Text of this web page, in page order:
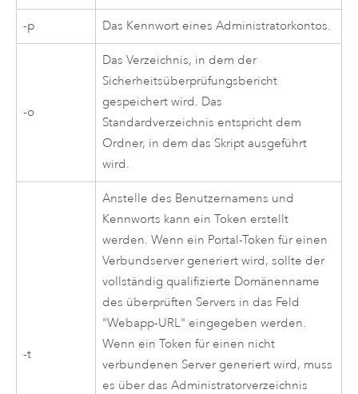
-p Das Kennwort eines Administratorkontos.
-o
Das Verzeichnis, in dem der
Sicherheitsüberprüfungsbericht
gespeichert wird. Das
Standardverzeichnis entspricht dem
Ordner, in dem das Skript ausgeführt
wird.
-t
Anstelle des Benutzernamens und
Kennworts kann ein Token erstellt
werden. Wenn ein Portal-Token für einen
Verbundserver generiert wird, sollte der
vollständig qualifizierte Domänenname
des überprüften Servers in das Feld
"Webapp-URL" eingegeben werden.
Wenn ein Token für einen nicht
verbundenen Server generiert wird, muss
es über das Administratorverzeichnis